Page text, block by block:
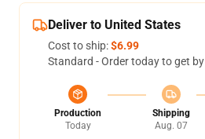
Deliver to United States
Cost to ship:$6.99
Standard - Order today to get by
Production
Today
Shipping
Aug. 07